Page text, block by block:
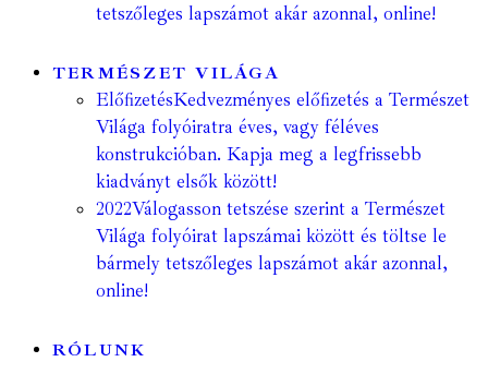
tetszőleges lapszámot akár azonnal, online!
TERMÉSZET VILÁGA
ElőfizetésKedvezményes előfizetés a Természet
Világa folyóiratra éves, vagy féléves
konstrukcióban. Kapja meg a legfrissebb
kiadványt elsők között!
2022Válogasson tetszése szerint a Természet
Világa folyóirat lapszámai között és töltse le
bármely tetszőleges lapszámot akár azonnal,
online!
RÓLUNK